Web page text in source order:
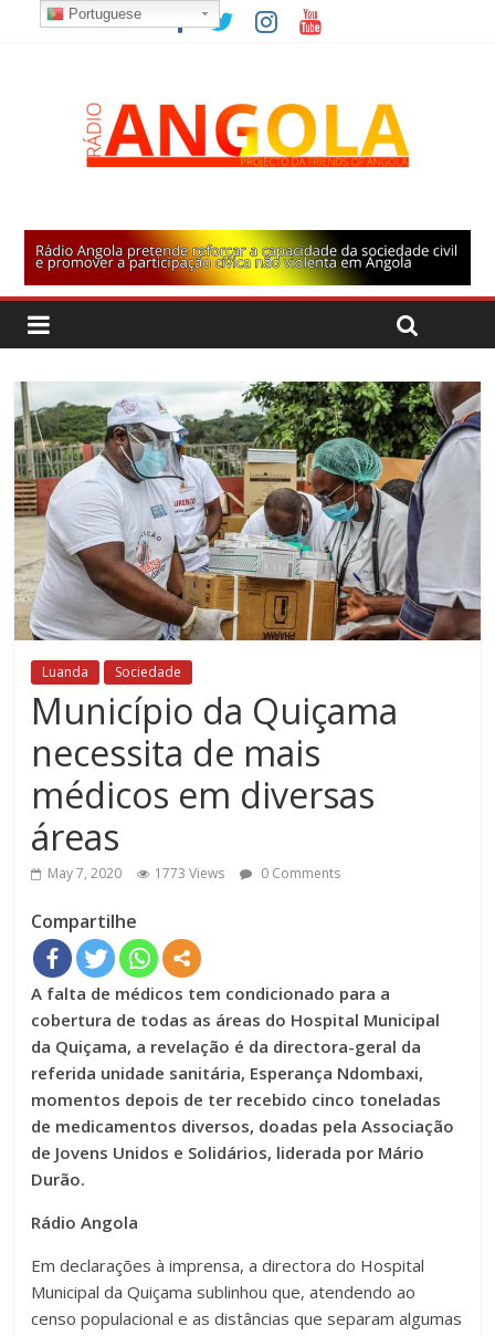
Luanda Sociedade
Município da Quiçama
necessita de mais
médicos em diversas
áreas
May 7, 2020 1773 Views 0 Comments
Compartilhe
A falta de médicos tem condicionado para a
cobertura de todas as áreas do Hospital Municipal
da Quiçama, a revelação é da directora-geral da
referida unidade sanitária, Esperança Ndombaxi,
momentos depois de ter recebido cinco toneladas
de medicamentos diversos, doadas pela Associação
de Jovens Unidos e Solidários, liderada por Mário
Durão.
Rádio Angola
Em declarações à imprensa, a directora do Hospital
Municipal da Quiçama sublinhou que, atendendo ao
censo populacional e as distâncias que separam algumas
Portuguese